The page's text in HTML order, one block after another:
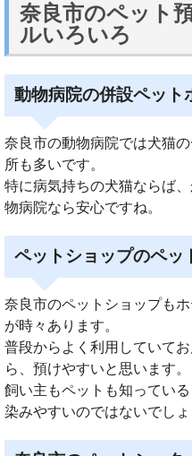
奈良市のペット
ルいろいろ
動物病院の併設ペット
奈良市の動物病院では犬猫
所も多いです。
特に病気持ちの犬猫ならば
物病院なら安心ですね。
ペットショップのペッ
奈良市のペットショップも
が時々あります。
普段からよく利用していて
ら、預けやすいと思います。
飼い主もペットも知ってい
染みやすいのではないでしょ